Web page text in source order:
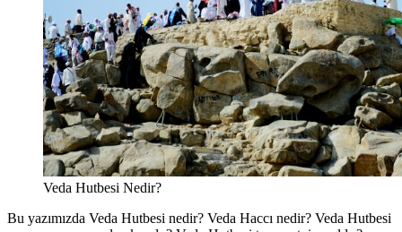
Veda Hutbesi Nedir?
Bu yazımızda Veda Hutbesi nedir? Veda Haccı nedir? Veda Hutbesi